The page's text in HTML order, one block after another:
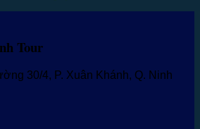
Tour
30/4, P. Xuân Khánh, Q. Ninh